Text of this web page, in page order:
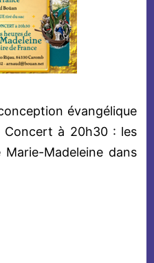
évangélique
Concert à 20h30 : les
Madeleine dans